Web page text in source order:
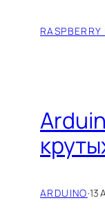
RASPBERRY
ARDUINO·13